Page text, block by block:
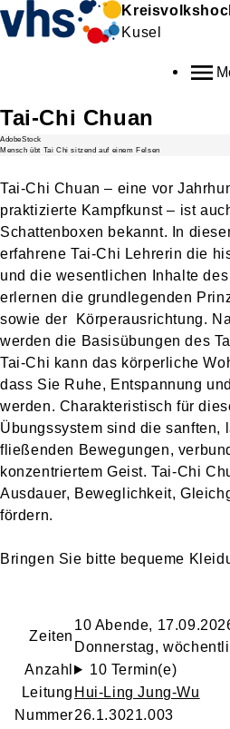
Kusel
Tai-Chi Chuan
AdobeStock
Mensch übt Tai Chi sitzend auf einem Felsen
Tai-Chi Chuan – eine vor
praktizierte Kampfkunst – ist
Schattenboxen bekannt. In
erfahrene Tai-Chi Lehrerin die
und die wesentlichen Inhalte
erlernen die grundlegenden
sowie der Körperausrichtung.
werden die Basisübungen des
Tai-Chi kann das körperliche
dass Sie Ruhe, Entspannung
werden. Charakteristisch für
Übungssystem sind die sanften,
fließenden Bewegungen,
konzentriertem Geist. Tai-Chi
Ausdauer, Beweglichkeit,
fördern.
Bringen Sie bitte bequeme
Zeiten
10 Abende,
Donnerstag,
Anzahl
10 Termin(e)
Leitung Hui-Ling Jung-Wu
Nummer26.1.3021.003